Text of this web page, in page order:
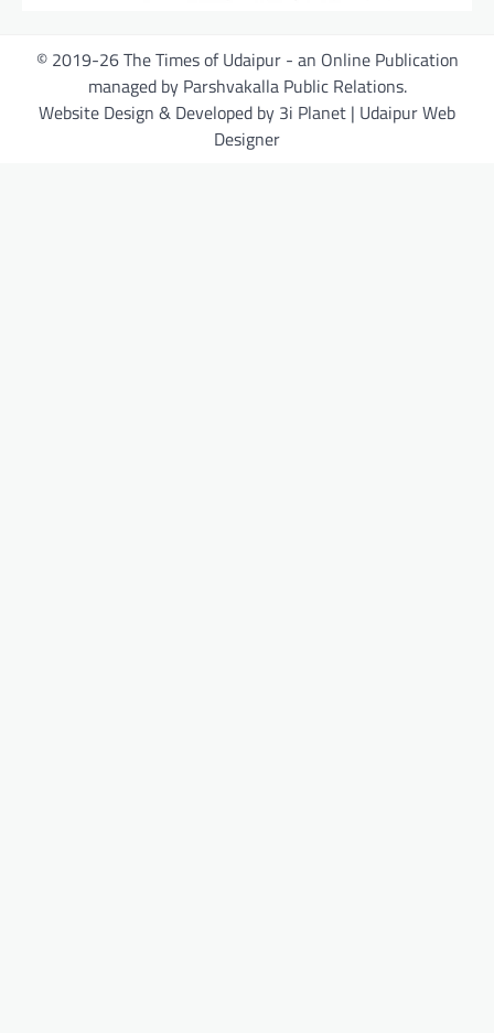
© 2019-26 The Times of Udaipur - an Online Publication
managed by Parshvakalla Public Relations.
Website Design & Developed by 3i Planet | Udaipur Web
Designer